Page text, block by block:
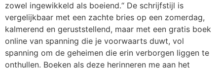
zowel ingewikkeld als boeiend.“ De schrijfstijl is
vergelijkbaar met een zachte bries op een zomerdag,
kalmerend en geruststellend, maar met een gratis boek
online van spanning die je voorwaarts duwt, vol
spanning om de geheimen die erin verborgen liggen te
onthullen. Boeken als deze herinneren me aan het